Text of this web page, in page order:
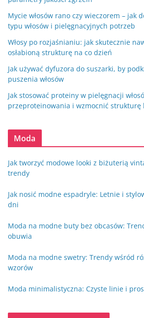
Mycie włosów rano czy wieczorem – jak
typu włosów i pielęgnacyjnych potrzeb
Włosy po rozjaśnianiu: jak skutecznie
osłabioną strukturę na co dzień
Jak używać dyfuzora do suszarki, by
puszenia włosów
Jak stosować proteiny w pielęgnacji
przeproteinowania i wzmocnić strukturę
Moda
Jak tworzyć modowe looki z biżuterią
trendy
Jak nosić modne espadryle: Letnie i
dni
Moda na modne buty bez obcasów:
obuwia
Moda na modne swetry: Trendy wśród
wzorów
Moda minimalistyczna: Czyste linie i